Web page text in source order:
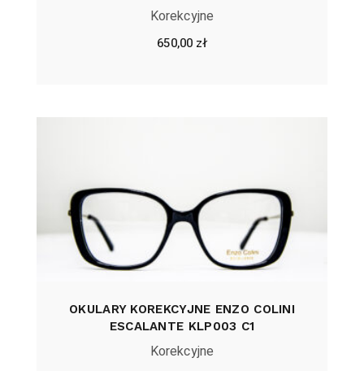
Korekcyjne
650,00 zł
OKULARY KOREKCYJNE ENZO COLINI
ESCALANTE KLP003 C1
Korekcyjne